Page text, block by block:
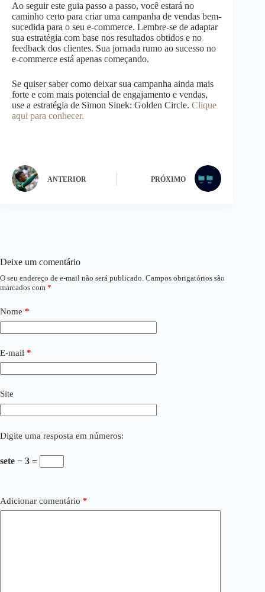
Ao seguir este guia passo a passo, você estará no
caminho certo para criar uma campanha de vendas bem-
sucedida para o seu e-commerce. Lembre-se de adaptar
sua estratégia com base nos resultados obtidos e no
feedback dos clientes. Sua jornada rumo ao sucesso no
e-commerce está apenas começando.
Se quiser saber como deixar sua campanha ainda mais
forte e com mais potencial de engajamento e vendas,
use a estratégia de Simon Sinek: Golden Circle. Clique
aqui para conhecer.
ANTERIOR PRÓXIMO
Deixe um comentário
O seu endereço de e-mail não será publicado. Campos obrigatórios são
marcados com *
Nome *
E-mail *
Site
Digite uma resposta em números:
sete − 3 =
Adicionar comentário *